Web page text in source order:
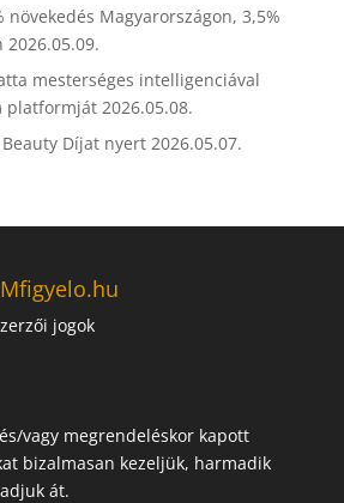
növekedés Magyarországon, 3,5%
2026.05.09.
mesterséges intelligenciával
platformját 2026.05.08.
Díjat nyert 2026.05.07.
jogok
vagy megrendeléskor kapott
bizalmasan kezeljük, harmadik
át.